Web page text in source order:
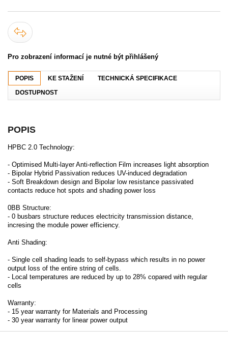
Pro zobrazení informací je nutné být přihlášený
POPIS KE STAŽENÍ
TECHNICKÁ SPECIFIKACE
DOSTUPNOST
POPIS
HPBC 2.0 Technology:
- Optimised Multi-layer Anti-reflection Film increases light absorption
- Bipolar Hybrid Passivation reduces UV-induced degradation
- Soft Breakdown design and Bipolar low resistance passivated
contacts reduce hot spots and shading power loss
0BB Structure:
- 0 busbars structure reduces electricity transmission distance,
incresing the module power efficiency.
Anti Shading:
- Single cell shading leads to self-bypass which results in no power
output loss of the entire string of cells.
- Local temperatures are reduced by up to 28% copared with regular
cells
Warranty:
- 15 year warranty for Materials and Processing
- 30 year warranty for linear power output